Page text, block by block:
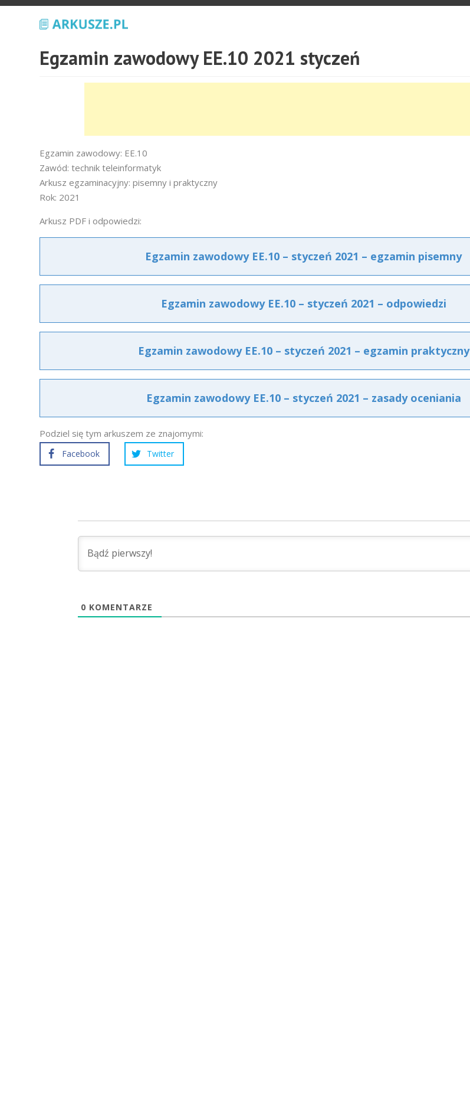
Egzamin zawodowy EE.10 2021 styczeń
Egzamin zawodowy: EE.10
Zawód: technik teleinformatyk
Arkusz egzaminacyjny: pisemny i praktyczny
Rok: 2021
Arkusz PDF i odpowiedzi:
Egzamin zawodowy EE.10 – styczeń 2021 – egzamin pisemny
Egzamin zawodowy EE.10 – styczeń 2021 – odpowiedzi
Egzamin zawodowy EE.10 – styczeń 2021 – egzamin praktyczny
Egzamin zawodowy EE.10 – styczeń 2021 – zasady oceniania
Podziel się tym arkuszem ze znajomymi:
Facebook Twitter
0 KOMENTARZE